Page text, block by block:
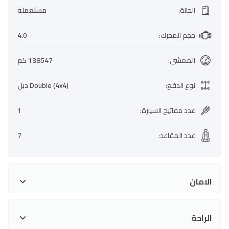
الحالة:
مستعملة
حجم المحرك:
4.0
الممشى:
138547 كم
نوع الدفع:
Double (4x4) دبل
عدد مفاتيح السيارة:
1
عدد المقاعد:
7
الامان
الراحة